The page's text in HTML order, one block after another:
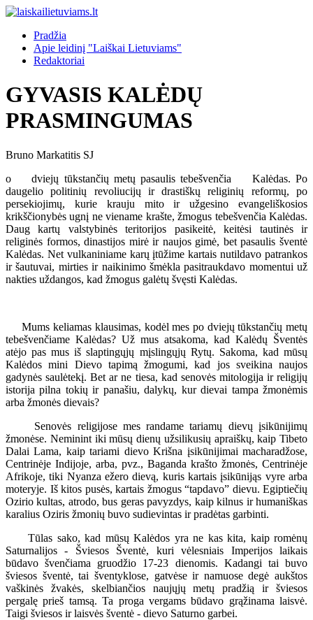
Pradžia
Apie leidinį "Laiškai Lietuviams"
Redaktoriai
GYVASIS KALĖDŲ
PRASMINGUMAS
Bruno Markatitis SJ
o dviejų tūkstančių metų pasaulis tebešvenčia Kalėdas. Po
daugelio politinių revoliucijų ir drastiškų religinių reformų, po
persekiojimų, kurie krauju mito ir užgesino evangeliškosios
krikščionybės ugnį ne viename krašte, žmogus tebešvenčia Kalėdas.
Daug kartų valstybinės teritorijos pasikeitė, keitėsi tautinės ir
religinės formos, dinastijos mirė ir naujos gimė, bet pasaulis šventė
Kalėdas. Net vulkaniniame karų įtūžime kartais nutildavo patrankos
ir šautuvai, mirties ir naikinimo šmėkla pasitraukdavo momentui už
nakties uždangos, kad žmogus galėtų švęsti Kalėdas.
Mums keliamas klausimas, kodėl mes po dviejų tūkstančių metų
tebešvenčiame Kalėdas? Už mus atsakoma, kad Kalėdų Šventės
atėjo pas mus iš slaptingųjų mįslingųjų Rytų. Sakoma, kad mūsų
Kalėdos mini Dievo tapimą žmogumi, kad jos sveikina naujos
gadynės saulėtekį. Bet ar ne tiesa, kad senovės mitologija ir religijų
istorija pilna tokių ir panašiu, dalykų, kur dievai tampa žmonėmis
arba žmonės dievais?
Senovės religijose mes randame tariamų dievų įsikūnijimų
žmonėse. Neminint iki mūsų dienų užsilikusių apraiškų, kaip Tibeto
Dalai Lama, kaip tariami dievo Krišna įsikūnijimai macharadžose,
Centrinėje Indijoje, arba, pvz., Baganda krašto žmonės, Centrinėje
Afrikoje, tiki Nyanza ežero dievą, kuris kartais įsikūnijąs vyre arba
moteryje. Iš kitos pusės, kartais žmogus “tapdavo” dievu. Egiptiečių
Ozirio kultas, atrodo, bus geras pavyzdys, kaip kilnus ir humaniškas
karalius Oziris žmonių buvo sudievintas ir pradėtas garbinti.
Tūlas sako, kad mūsų Kalėdos yra ne kas kita, kaip romėnų
Saturnalijos - Šviesos Šventė, kuri vėlesniais Imperijos laikais
būdavo švenčiama gruodžio 17-23 dienomis. Kadangi tai buvo
šviesos šventė, tai šventyklose, gatvėse ir namuose degė aukštos
vaškinės žvakės, skelbiančios naujųjų metų pradžią ir šviesos
pergalę prieš tamsą. Ta proga vergams būdavo grąžinama laisvė.
Taigi šviesos ir laisvės šventė - dievo Saturno garbei.